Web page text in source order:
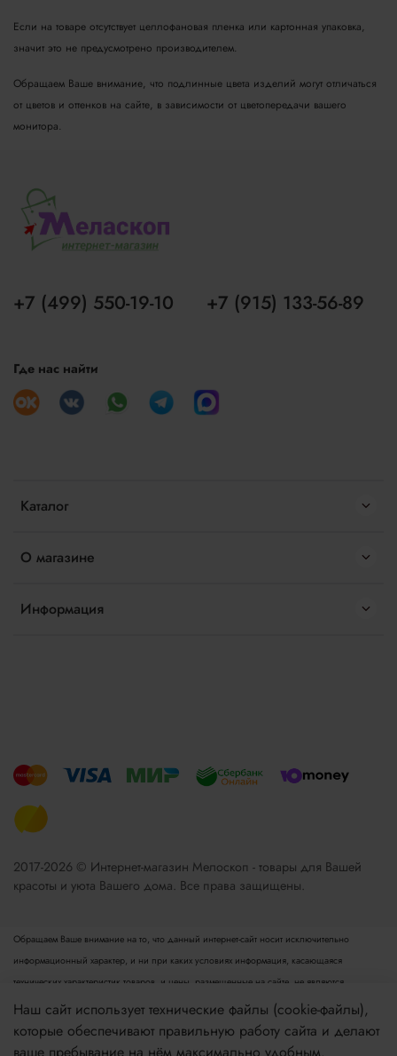
Если на товаре отсутствует целлофановая пленка или картонная упаковка,
значит это не предусмотрено производителем.
Обращаем Ваше внимание, что подлинные цвета изделий могут отличаться
от цветов и оттенков на сайте, в зависимости от цветопередачи вашего
монитора.
Каталог
О магазине
Информация
+7 (499) 550-19-10 +7 (915) 133-56-89
Где нас найти
2017-2026 © Интернет-магазин Мелоскоп - товары для Вашей
красоты и уюта Вашего дома. Все права защищены.
Обращаем Ваше внимание на то, что данный интернет-сайт носит исключительно
информационный характер, и ни при каких условиях информация, касающаяся
технических характеристик товаров, и цены, размещенные на сайте, не являются
публичной офертой, определяемой положениями пункта 2 статьи 437 Гражданского
кодекса РФ. Для получения подробной информации просьба обращаться к менеджеру.
Опубликованная на данном сайте информация может быть изменена в любое время без
Наш сайт использует технические файлы (cookie-файлы),
которые обеспечивают правильную работу сайта и делают